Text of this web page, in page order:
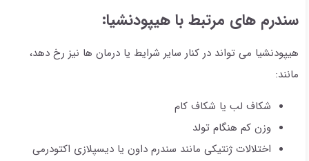
سندرم های مرتبط با هیپودنشیا:
هیپودنشیا می تواند در کنار سایر شرایط یا درمان ها نیز رخ دهد،
مانند:
شکاف لب یا شکاف کام
وزن کم هنگام تولد
اختلالات ژنتیکی مانند سندرم داون یا دیسپلازی اکتودرمی